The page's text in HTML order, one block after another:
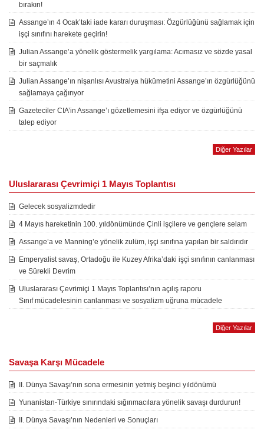
bırakın!
Assange’ın 4 Ocak’taki iade kararı duruşması: Özgürlüğünü sağlamak için
işçi sınıfını harekete geçirin!
Julian Assange’a yönelik göstermelik yargılama: Acımasız ve sözde yasal
bir saçmalık
Julian Assange’ın nişanlısı Avustralya hükümetini Assange’ın özgürlüğünü
sağlamaya çağırıyor
Gazeteciler CIA’in Assange’ı gözetlemesini ifşa ediyor ve özgürlüğünü
talep ediyor
Diğer Yazılar
Uluslararası Çevrimiçi 1 Mayıs Toplantısı
Gelecek sosyalizmdedir
4 Mayıs hareketinin 100. yıldönümünde Çinli işçilere ve gençlere selam
Assange’a ve Manning’e yönelik zulüm, işçi sınıfına yapılan bir saldırıdır
Emperyalist savaş, Ortadoğu ile Kuzey Afrika’daki işçi sınıfının canlanması
ve Sürekli Devrim
Uluslararası Çevrimiçi 1 Mayıs Toplantısı’nın açılış raporu
Sınıf mücadelesinin canlanması ve sosyalizm uğruna mücadele
Diğer Yazılar
Savaşa Karşı Mücadele
II. Dünya Savaşı’nın sona ermesinin yetmiş beşinci yıldönümü
Yunanistan-Türkiye sınırındaki sığınmacılara yönelik savaşı durdurun!
II. Dünya Savaşı’nın Nedenleri ve Sonuçları